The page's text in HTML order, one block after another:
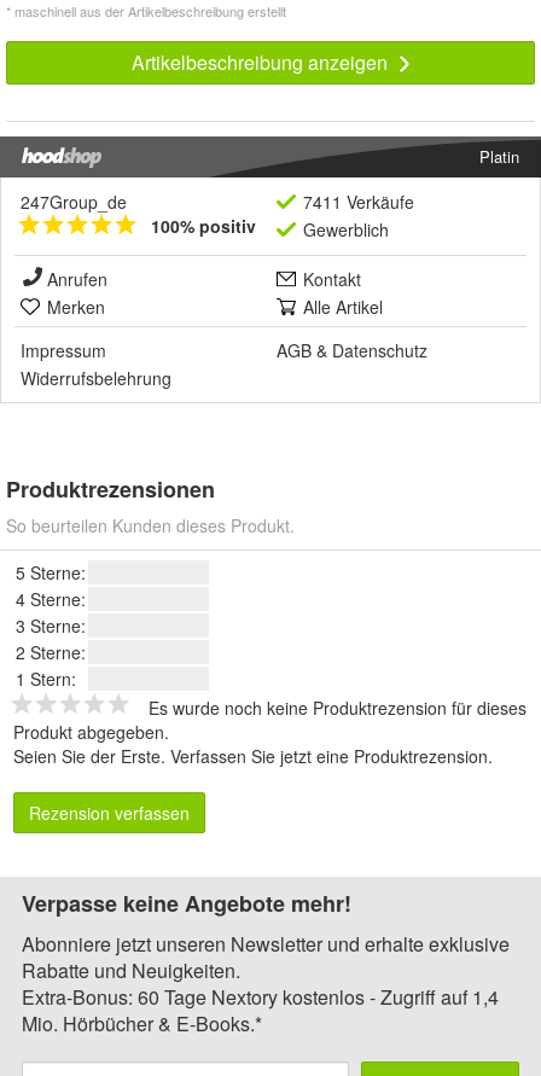
* maschinell aus der Artikelbeschreibung erstellt
Artikelbeschreibung anzeigen
Platin
247Group_de
100% positiv
7411 Verkäufe
Gewerblich
Anrufen
Kontakt
Merken
Alle Artikel
Impressum
AGB & Datenschutz
Widerrufsbelehrung
Produktrezensionen
So beurteilen Kunden dieses Produkt.
5 Sterne:
4 Sterne:
3 Sterne:
2 Sterne:
1 Stern:
Es wurde noch keine Produktrezension für dieses
Produkt abgegeben.
Seien Sie der Erste. Verfassen Sie jetzt eine Produktrezension.
Rezension verfassen
Verpasse keine Angebote mehr!
Abonniere jetzt unseren Newsletter und erhalte exklusive
Rabatte und Neuigkeiten.
Extra-Bonus: 60 Tage Nextory kostenlos - Zugriff auf 1,4
Mio. Hörbücher & E-Books.*